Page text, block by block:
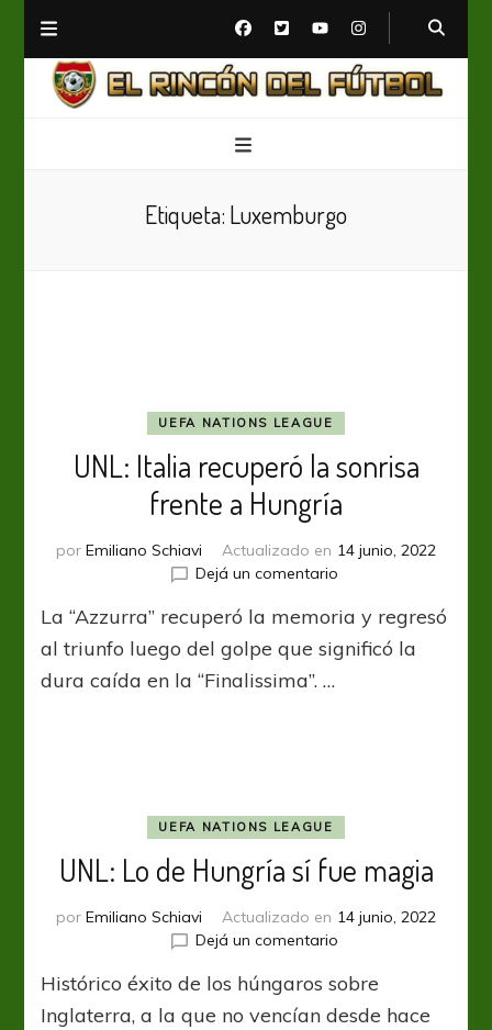
Etiqueta: Luxemburgo
UEFA NATIONS LEAGUE
UNL: Italia recuperó la sonrisa
frente a Hungría
por Emiliano Schiavi Actualizado en 14 junio, 2022
Dejá un comentarioen
Italia
recuperó
la
La “Azzurra” recuperó la memoria y regresó
al triunfo luego del golpe que significó la
dura caída en la “Finalissima”. …
UEFA NATIONS LEAGUE
UNL: Lo de Hungría sí fue magia
por Emiliano Schiavi Actualizado en 14 junio, 2022
Dejá un comentarioen
Lo
de
Histórico éxito de los húngaros sobre
Inglaterra, a la que no vencían desde hace